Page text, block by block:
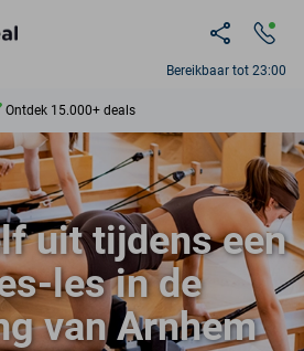
Bereikbaar tot 23:00
Ontdek 15.000+ deals
per week beschikbaar
10+ miljoen leden
9,4
Ontdek 15.000+ deals
uit tijdens een
les in de
van Arnhem